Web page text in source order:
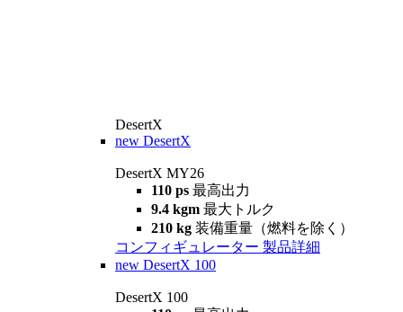
DesertX
new DesertX
DesertX MY26
110 ps 最高出力
9.4 kgm 最大トルク
210 kg 装備重量（燃料を除く）
コンフィギュレーター 製品詳細
new DesertX 100
DesertX 100